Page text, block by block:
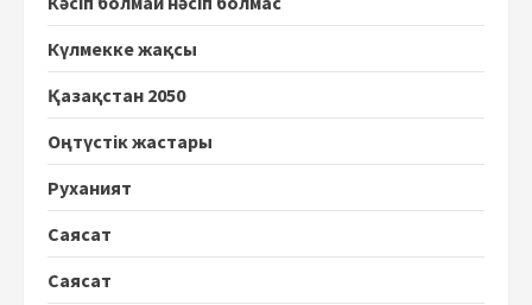
Күлмекке жақсы
Қазақстан 2050
Оңтүстік жастары
Руханият
Саясат
Саясат